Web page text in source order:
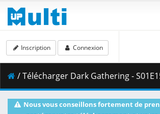
Inscription Connexion
/ Télécharger Dark Gathering - S01E15.mkv.001 (
Nous vous conseillons fortement de